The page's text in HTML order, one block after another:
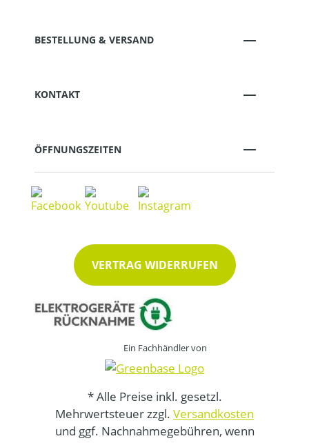
BESTELLUNG & VERSAND
KONTAKT
ÖFFNUNGSZEITEN
VERTRAG WIDERRUFEN
Ein Fachhändler von
* Alle Preise inkl. gesetzl.
Mehrwertsteuer zzgl. Versandkosten
und ggf. Nachnahmegebühren, wenn